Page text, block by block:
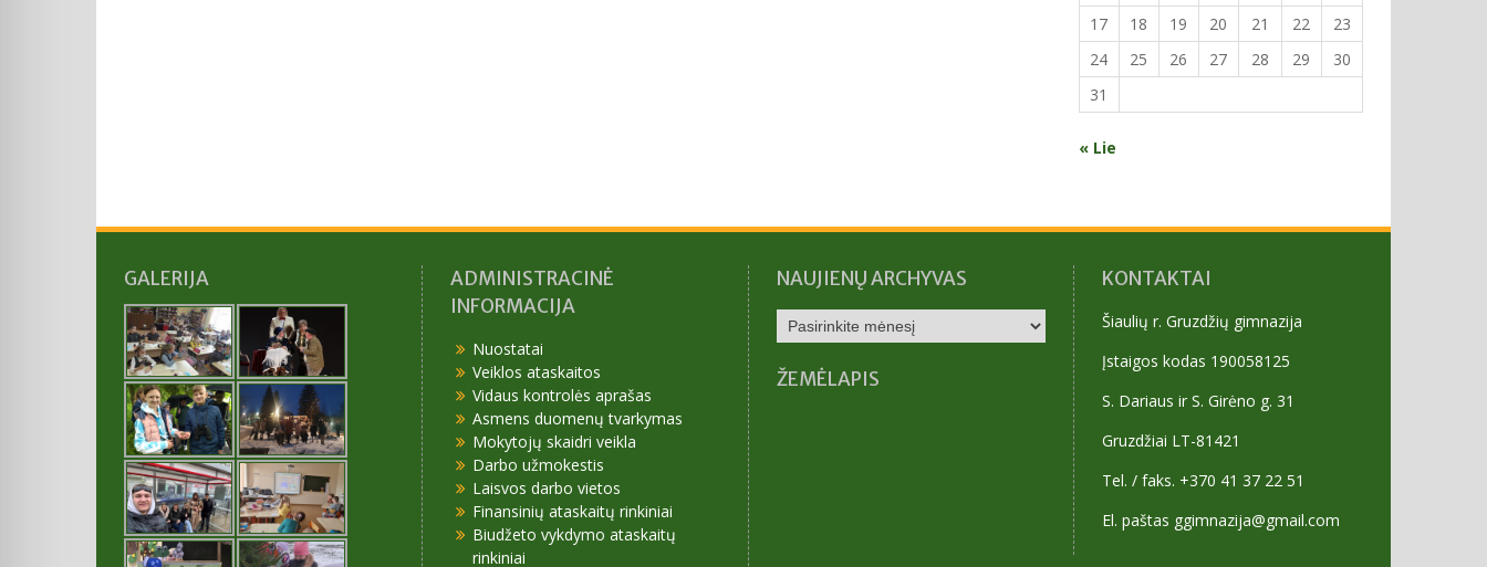
17
18 19 20 21 22
23
24
25 26 27 28 29
30
31
« Lie
GALERIJA
ADMINISTRACINĖ
INFORMACIJA
Nuostatai
Veiklos ataskaitos
Vidaus kontrolės aprašas
Asmens duomenų tvarkymas
Mokytojų skaidri veikla
Darbo užmokestis
Laisvos darbo vietos
Finansinių ataskaitų rinkiniai
Biudžeto vykdymo ataskaitų
rinkiniai
NAUJIENŲ ARCHYVAS
NAUJIENŲ
ARCHYVAS
ŽEMĖLAPIS
KONTAKTAI
Šiaulių r. Gruzdžių gimnazija
Įstaigos kodas 190058125
S. Dariaus ir S. Girėno g. 31
Gruzdžiai LT-81421
Tel. / faks. +370 41 37 22 51
El. paštas ggimnazija@gmail.com